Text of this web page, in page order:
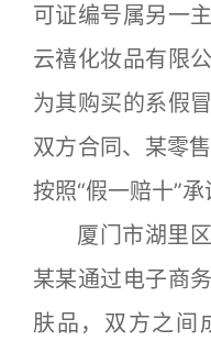
可证编号属另一
云禧化妆品有限
为其购买的系假
双方合同、某零
按照“假一赔十”承
厦门市湖里区
某某通过电子商
肤品，双方之间